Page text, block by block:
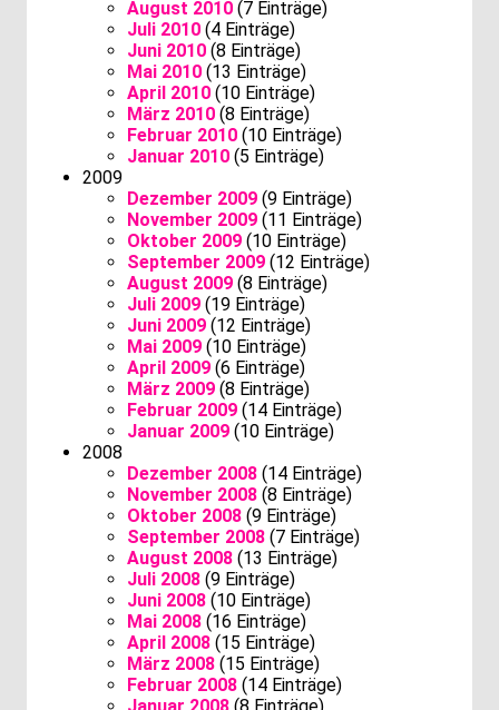
August 2010 (7 Einträge)
Juli 2010 (4 Einträge)
Juni 2010 (8 Einträge)
Mai 2010 (13 Einträge)
April 2010 (10 Einträge)
März 2010 (8 Einträge)
Februar 2010 (10 Einträge)
Januar 2010 (5 Einträge)
2009
Dezember 2009 (9 Einträge)
November 2009 (11 Einträge)
Oktober 2009 (10 Einträge)
September 2009 (12 Einträge)
August 2009 (8 Einträge)
Juli 2009 (19 Einträge)
Juni 2009 (12 Einträge)
Mai 2009 (10 Einträge)
April 2009 (6 Einträge)
März 2009 (8 Einträge)
Februar 2009 (14 Einträge)
Januar 2009 (10 Einträge)
2008
Dezember 2008 (14 Einträge)
November 2008 (8 Einträge)
Oktober 2008 (9 Einträge)
September 2008 (7 Einträge)
August 2008 (13 Einträge)
Juli 2008 (9 Einträge)
Juni 2008 (10 Einträge)
Mai 2008 (16 Einträge)
April 2008 (15 Einträge)
März 2008 (15 Einträge)
Februar 2008 (14 Einträge)